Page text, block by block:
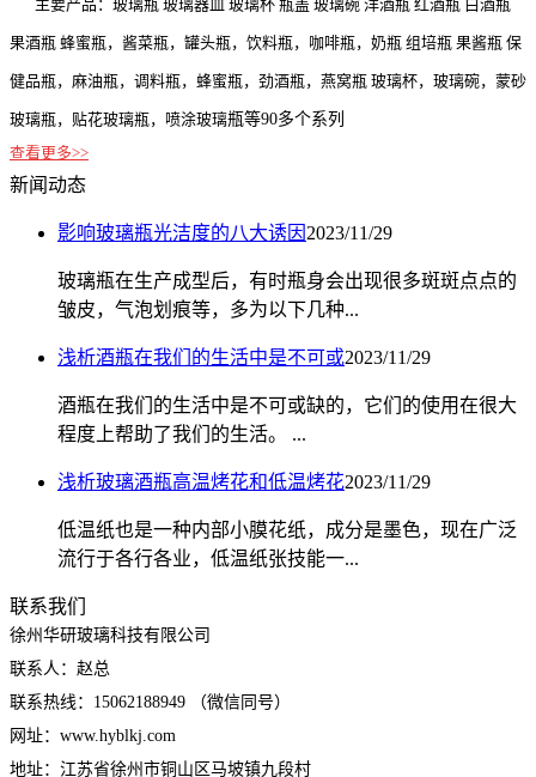
主要产品：玻璃瓶 玻璃器皿 玻璃杯 瓶盖 玻璃碗 洋酒瓶 红酒瓶 白酒瓶
果酒瓶 蜂蜜瓶，酱菜瓶，罐头瓶，饮料瓶，咖啡瓶，奶瓶 组培瓶 果酱瓶 保
健品瓶，麻油瓶，调料瓶，蜂蜜瓶，劲酒瓶，燕窝瓶 玻璃杯，玻璃碗，蒙砂
玻璃瓶，贴花玻璃瓶，喷涂玻璃瓶等90多个系列
查看更多>>
新闻动态
影响玻璃瓶光洁度的八大诱因 2023/11/29
玻璃瓶在生产成型后，有时瓶身会出现很多斑斑点点的
皱皮，气泡划痕等，多为以下几种...
浅析酒瓶在我们的生活中是不可或2023/11/29
酒瓶在我们的生活中是不可或缺的，它们的使用在很大
程度上帮助了我们的生活。 ...
浅析玻璃酒瓶高温烤花和低温烤花2023/11/29
低温纸也是一种内部小膜花纸，成分是墨色，现在广泛
流行于各行各业，低温纸张技能一...
联系我们
徐州华研玻璃科技有限公司
联系人：赵总
联系热线：15062188949 （微信同号）
网址：www.hyblkj.com
地址：江苏省徐州市铜山区马坡镇九段村